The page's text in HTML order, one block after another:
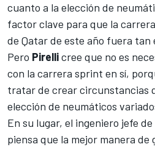
cuanto a la elección de
factor clave para que la
de Qatarde este año fuera tan
Pero Pirellicree que no es
con la carrera sprint en sí,
tratar de crear circunstancias
elección de neumáticos
En su lugar, el ingeniero jefe
piensa que la mejor manera